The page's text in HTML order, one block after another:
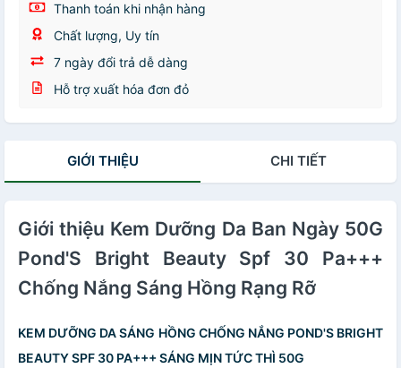
Thanh toán khi nhận hàng
Chất lượng, Uy tín
7 ngày đổi trả dễ dàng
Hỗ trợ xuất hóa đơn đỏ
GIỚI THIỆU CHI TIẾT
Giới thiệu Kem Dưỡng Da Ban Ngày 50G
Pond'S Bright Beauty Spf 30 Pa+++
Chống Nắng Sáng Hồng Rạng Rỡ
KEM DƯỠNG DA SÁNG HỒNG CHỐNG NẮNG POND'S BRIGHT
BEAUTY SPF 30 PA+++ SÁNG MỊN TỨC THÌ 50G